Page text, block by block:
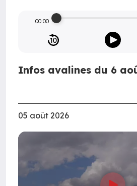
00:00
Infos avalines du 6
05 août 2026